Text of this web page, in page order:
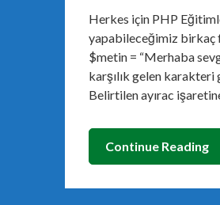
Herkes için PHP
yapabileceğimiz birkaç
$metin = “Merhaba
karşılık gelen
Belirtilen ayırac
Continue Reading